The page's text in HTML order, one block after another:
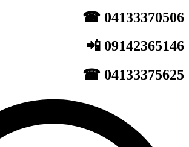
04133370506 ☎
09142365146 📲
04133375625 ☎